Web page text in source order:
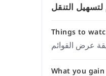
التنقل
Things to
What you gain